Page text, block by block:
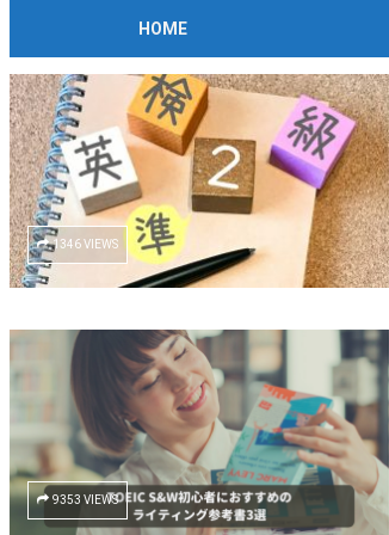
HOME
Posts Tagged "ライティング"
ライティング
1346 VIEWS
9353 VIEWS